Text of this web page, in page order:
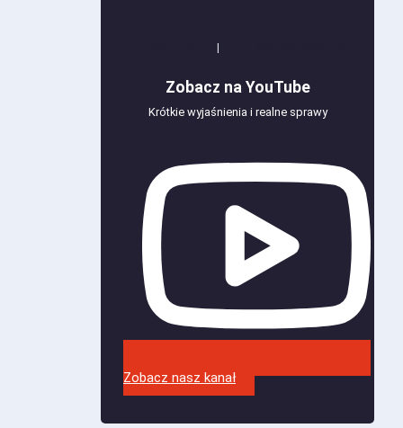
Zobacz na YouTube
Krótkie wyjaśnienia i realne sprawy
Zobacz nasz kanał